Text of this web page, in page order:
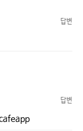
답변
답변